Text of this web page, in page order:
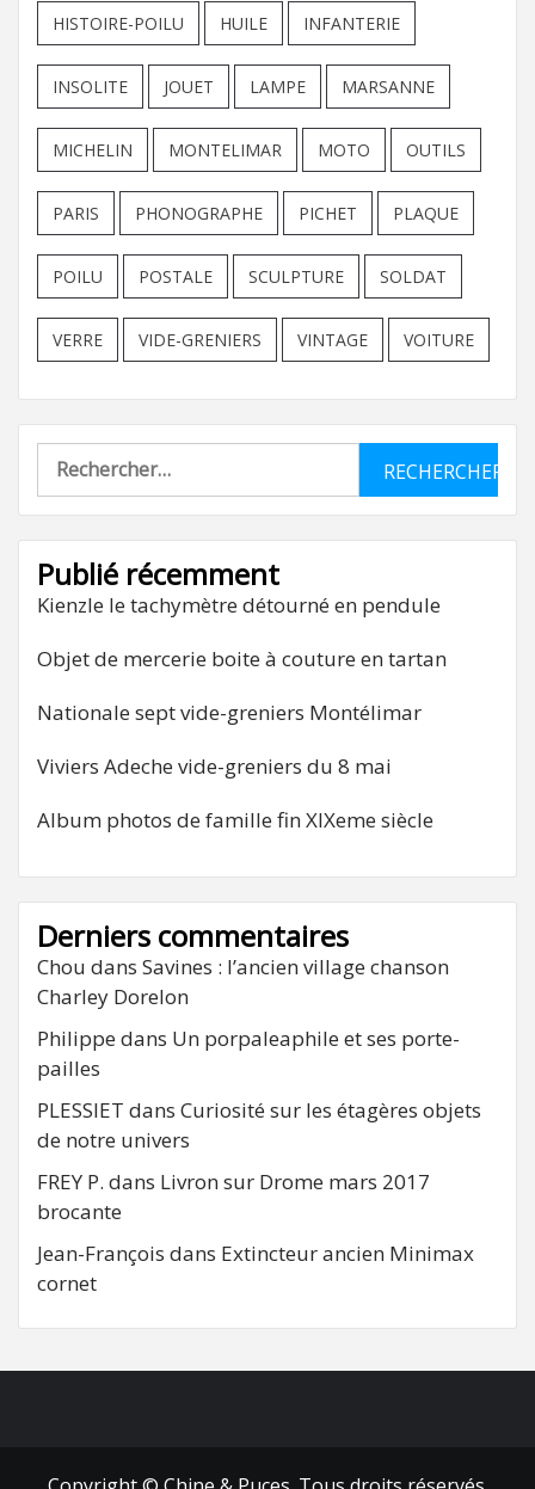
HISTOIRE-POILU HUILE INFANTERIE
INSOLITE JOUET LAMPE MARSANNE
MICHELIN MONTELIMAR MOTO OUTILS
PARIS PHONOGRAPHE PICHET PLAQUE
POILU POSTALE SCULPTURE SOLDAT
VERRE VIDE-GRENIERS VINTAGE VOITURE
Rechercher :
Publié récemment
Kienzle le tachymètre détourné en pendule
Objet de mercerie boite à couture en tartan
Nationale sept vide-greniers Montélimar
Viviers Adeche vide-greniers du 8 mai
Album photos de famille fin XIXeme siècle
Derniers commentaires
Chou dans Savines : l’ancien village chanson
Charley Dorelon
Philippe dans Un porpaleaphile et ses porte-
pailles
PLESSIET dans Curiosité sur les étagères objets
de notre univers
FREY P. dans Livron sur Drome mars 2017
brocante
Jean-François dans Extincteur ancien Minimax
cornet